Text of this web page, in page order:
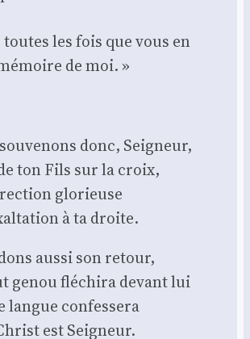
les fois que vous en
de moi. »
donc, Sei­gneur,
ton Fils sur la croix,
glo­rieuse
à ta droite.
aus­si son retour,
genou flé­chi­ra devant lui
langue confes­se­ra
est Sei­gneur.